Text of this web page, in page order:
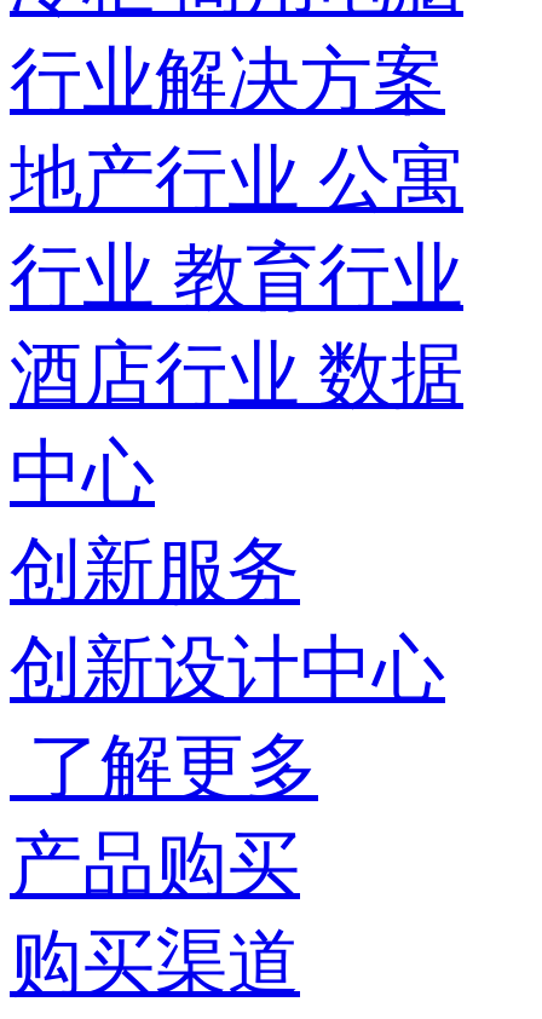
行业解决方案
地产行业 公寓
行业 教育行业
酒店行业 数据
中心
创新服务
创新设计中心
了解更多
产品购买
购买渠道